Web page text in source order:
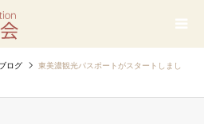
ログ
東美濃観光パスポートがスタートしまし